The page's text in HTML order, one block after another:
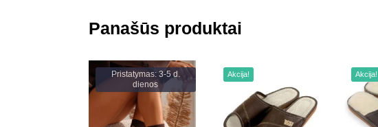
Panašūs produktai
Pristatymas: 3-5 d.
dienos
Akcija! Akcija!